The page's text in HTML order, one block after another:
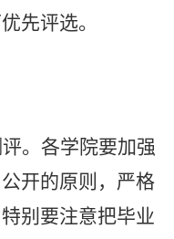
先评选。
。各学院要加强
开的原则，严格
别要注意把毕业